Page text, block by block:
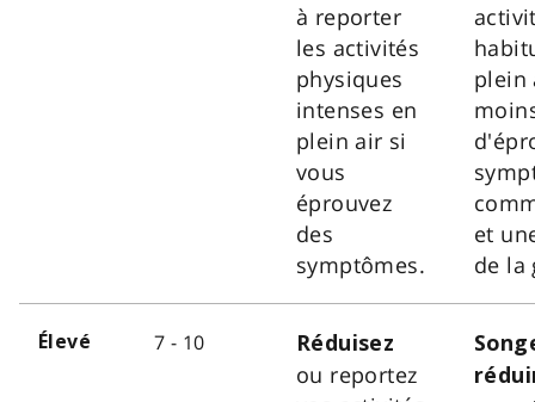
à reporter
les activités
physiques
intenses en
plein air si
vous
éprouvez
des
symptômes.
plein
et
de la
Élevé 7 - 10 Réduisez
ou reportez